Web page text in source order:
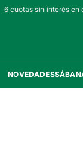
6 cuotas sin interés en
NOVEDADES